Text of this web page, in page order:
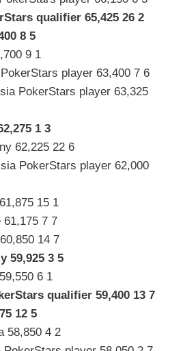
qualifier 65,425 26 2
8 5
9 1
player 63,400 7 6
PokerStars player 63,325
1 3
62,225 22 6
PokerStars player 62,000
15 1
7 7
14 7
59,925 3 5
6 1
qualifier 59,400 13 7
12 5
58,850 4 2